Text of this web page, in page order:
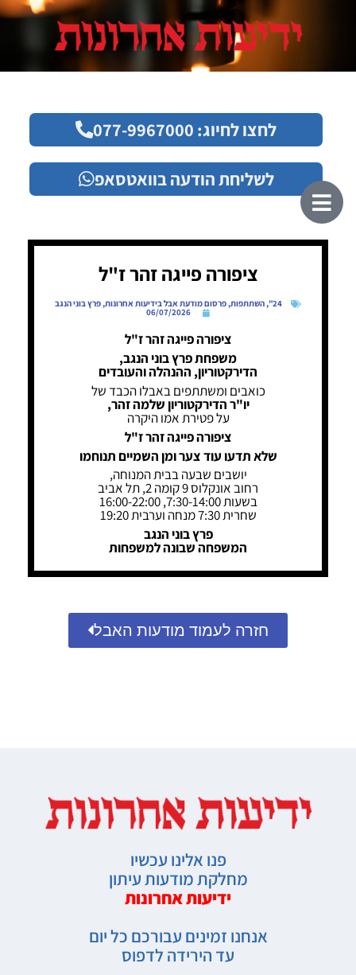
לחצו לחיוג: 077-9967000
לשליחת הודעה בוואטסאפ
ציפורה פייגה זהר ז"ל
24"
,השתתפות,פרסום מודעת אבל בידיעות אחרונות,פרץ בוני הנגב
06/07/2026
ציפורה פייגה זהר ז"ל
משפחת פרץ בוני הנגב,
הדירקטוריון, ההנהלה והעובדים
כואבים ומשתתפים באבלו הכבד של
יו"ר הדירקטוריון שלמה זהר,
על פטירת אמו היקרה
ציפורה פייגה זהר ז"ל
שלא תדעו עוד צער ומן השמיים תנוחמו
יושבים שבעה בבית המנוחה,
רחוב אונקלוס 9 קומה 2, תל אביב
בשעות 7:30-14:00, 16:00-22:00
שחרית 7:30 מנחה וערבית 19:20
פרץ בוני הנגב
המשפחה שבונה למשפחות
חזרה לעמוד מודעות האבל
פנו אלינו עכשיו
מחלקת מודעות עיתון
ידיעות אחרונות
אנחנו זמינים עבורכם כל יום
עד הירידה לדפוס